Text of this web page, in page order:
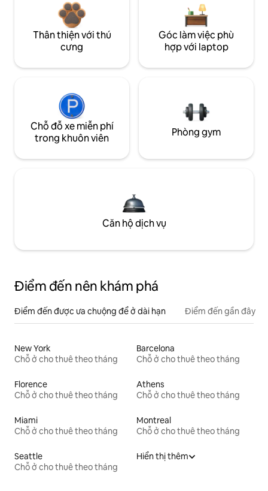
Thân thiện với thú
cưng
Góc làm việc phù
hợp với laptop
Chỗ đỗ xe miễn phí
trong khuôn viên
Phòng gym
Căn hộ dịch vụ
Điểm đến nên khám phá
Điểm đến được ưa chuộng để ở dài hạn Điểm đến gần đây
New York
Chỗ ở cho thuê theo tháng
Barcelona
Chỗ ở cho thuê theo tháng
Florence
Chỗ ở cho thuê theo tháng
Athens
Chỗ ở cho thuê theo tháng
Miami
Chỗ ở cho thuê theo tháng
Montreal
Chỗ ở cho thuê theo tháng
Seattle
Chỗ ở cho thuê theo tháng
Hiển thị thêm